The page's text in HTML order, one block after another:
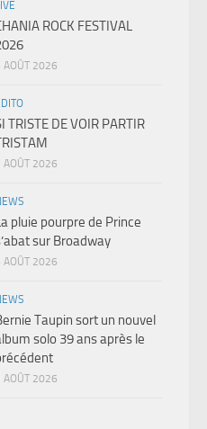
ROCK FESTIVAL
AOÛT 2026
TRISTE DE VOIR PARTIR
AOÛT 2026
pluie pourpre de Prince
sur Broadway
AOÛT 2026
Taupin sort un nouvel
solo 39 ans après le
AOÛT 2026